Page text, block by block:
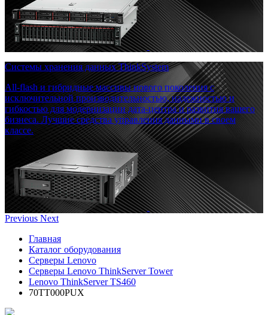
Системы хранения данных ThinkSystem
All-flash и гибридные массивы нового поколения с
исключительной производительностью, надежностью и
гибкостью для модернизации дата-центра и развития вашего
бизнеса. Лучшие средства управления данными в своем
классе.
Previous Next
Главная
Каталог оборудования
Серверы Lenovo
Серверы Lenovo ThinkServer Tower
Lenovo ThinkServer TS460
70TT000PUX